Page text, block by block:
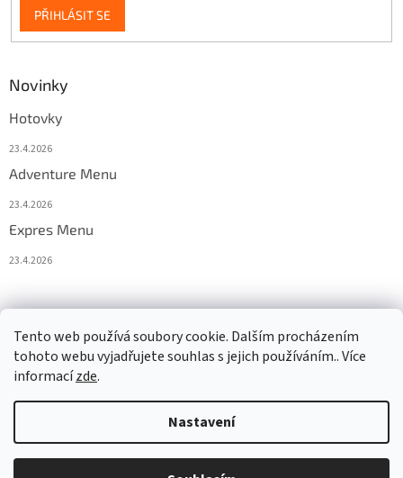
Tento web používá soubory cookie. Dalším procházením
tohoto webu vyjadřujete souhlas s jejich používáním.. Více
informacízde.
Nastavení
PŘIHLÁSIT SE
Novinky
Hotovky
23.4.2026
Adventure Menu
23.4.2026
Expres Menu
23.4.2026
Copyright 2026www.333adventures.com. Všechna práva